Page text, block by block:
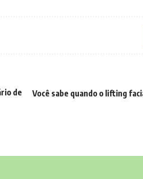
de
Você sabe quando o lifting